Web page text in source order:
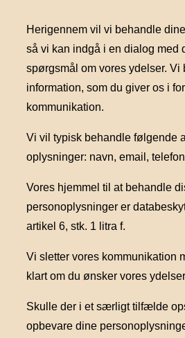
Herigennem vil vi behandle dine
så vi kan indgå i en dialog med
spørgsmål om vores ydelser. Vi
information, som du giver os i
kommunikation.
Vi vil typisk behandle følgende
oplysninger: navn, email,
Vores hjemmel til at behandle
personoplysninger er
artikel 6, stk. 1 litra f.
Vi sletter vores kommunikation
klart om du ønsker vores
Skulle der i et særligt tilfælde
opbevare dine